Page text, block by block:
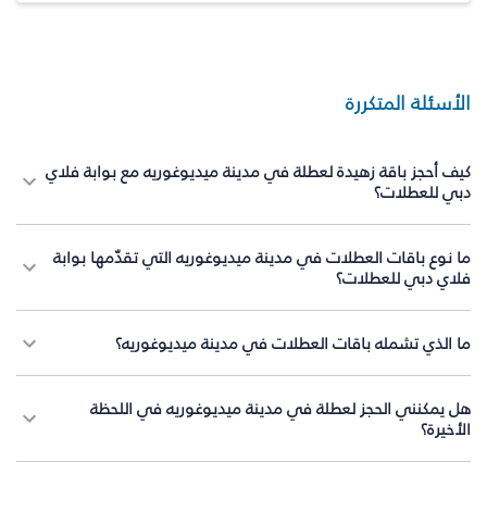
الأسئلة المتكررة
كيف أحجز باقة زهيدة لعطلة في مدينة ميديوغوريه مع بوابة فلاي
دبي للعطلات؟
ما نوع باقات العطلات في مدينة ميديوغوريه التي تقدّمها بوابة
فلاي دبي للعطلات؟
ما الذي تشمله باقات العطلات في مدينة ميديوغوريه؟
هل يمكنني الحجز لعطلة في مدينة ميديوغوريه في اللحظة
الأخيرة؟